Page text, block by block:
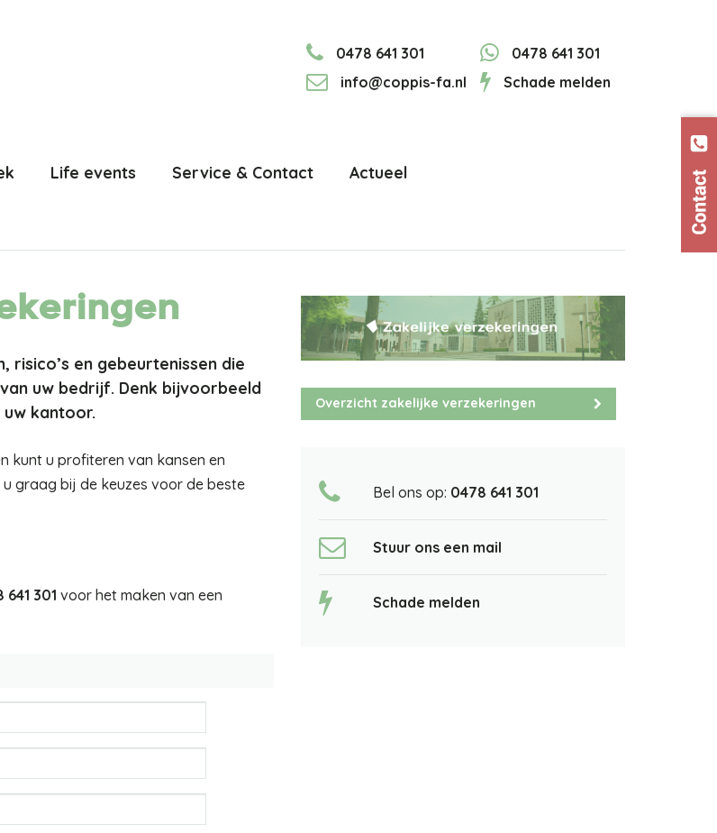
0478 641 301
info@coppis-fa.nl
0478 641 301
Schade melden
Life events Service & Contact Actueel
risico’s en gebeurtenissen die
uw bedrijf. Denk bijvoorbeeld
kantoor.
kunt u profiteren van kansen en
graag bij de keuzes voor de beste
641 301 voor het maken van een
Overzicht zakelijke verzekeringen
Bel ons op: 0478 641 301
Stuur ons een mail
Schade melden